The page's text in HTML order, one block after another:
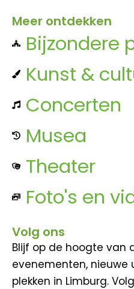
Meer ontdekken
Bijzondere
Kunst &
Concerten
Musea
Theater
Foto's en
Volg ons
Blijf op de hoogte van
evenementen, nieuwe
plekken in Limburg.